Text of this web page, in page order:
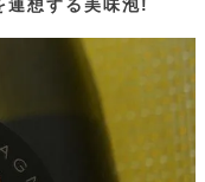
連想する美味泡!